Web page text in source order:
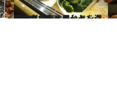
2014.10.2
シンガポールフードを満喫するなら 屋台センターに立ち寄るべし！
旅＆お出かけ